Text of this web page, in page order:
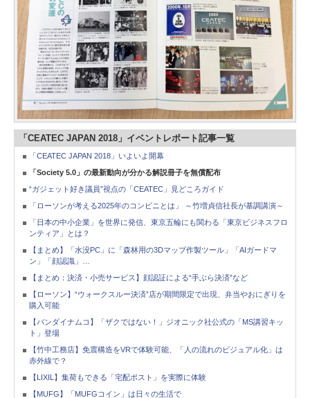
「CEATEC JAPAN 2018」イベントレポート記事一覧
「CEATEC JAPAN 2018」いよいよ開幕
「Society 5.0」の最新動向が分かる解説冊子を無償配布
“ガジェット好き議員”視点の「CEATEC」見どころガイド
「ローソンが考える2025年のコンビニとは」 ～竹増貞信社長が基調講演～
「日本の中小企業」を世界に発信、東京五輪にも関わる「東京ビジネスフロ
ンティア」とは？
【まとめ】「水没PC」に「森林用の3Dマップ作製ツール」「AIガードマ
ン」「顔認識」…
【まとめ：決済・小売サービス】顔認証による“手ぶら決済”など
【ローソン】“ウォークスルー決済”店が期間限定で出現、弁当やおにぎりを
購入可能
【バンダイナムコ】「ザクではない！」ジオニック社公式の「MS講習キッ
ト」登場
【竹中工務店】免震構造をVRで体験可能、「人の流れのビジュアル化」は
赤外線で？
【LIXIL】集荷もできる「宅配ポスト」を実際に体験
【MUFG】「MUFGコイン」は日々の生活で